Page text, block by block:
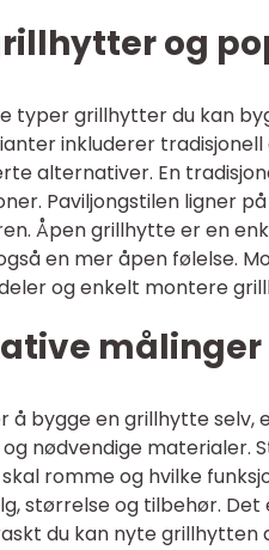
og
typer grillhytter du kan
inkluderer
alternativer. En
Paviljongstilen ligner
Åpen grillhytte er en
en mer åpen følelse.
og enkelt montere
målinger
å bygge en grillhytte
nødvendige materialer.
romme og hvilke
størrelse og tilbehør.
du kan nyte grillhytten